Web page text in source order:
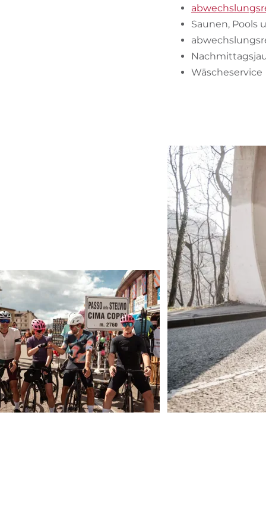
Saunen, Pools
Wäscheservice